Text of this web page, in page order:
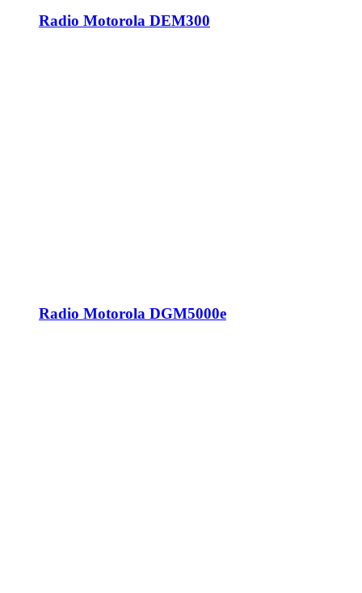
Radio Motorola DEM300
Radio Motorola DGM5000e